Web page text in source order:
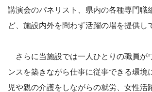
講演会のパネリスト、県内の各種専門職
ど、施設内外を問わず活躍の場を提供し
さらに当施設では一人ひとりの職員が
ンスを築きながら仕事に従事できる環境
児や親の介護をしながらの就労、女性活